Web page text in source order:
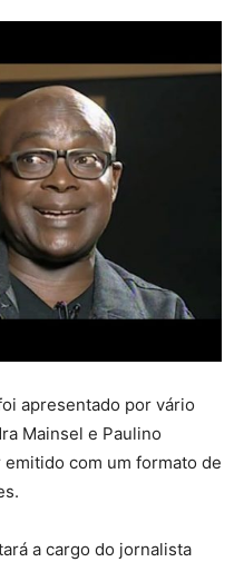
apresentado por vário
Mainsel e Paulino
com um formato de
a cargo do jornalista